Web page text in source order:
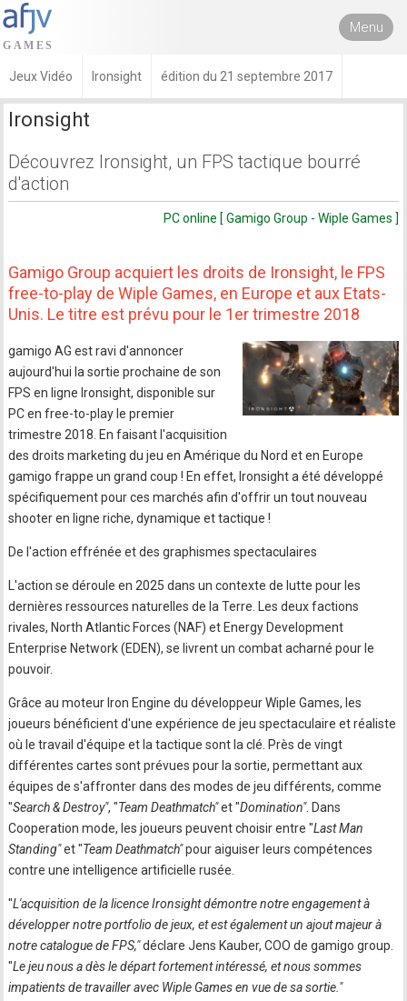
Menu
Jeux Vidéo Ironsight édition du 21 septembre 2017
Ironsight
Découvrez Ironsight, un FPS tactique bourré
d'action
PC online [ Gamigo Group - Wiple Games ]
Gamigo Group acquiert les droits de Ironsight, le FPS
free-to-play de Wiple Games, en Europe et aux Etats-
Unis. Le titre est prévu pour le 1er trimestre 2018
gamigo AG est ravi d'annoncer
aujourd'hui la sortie prochaine de son
FPS en ligne Ironsight, disponible sur
PC en free-to-play le premier
trimestre 2018. En faisant l'acquisition
des droits marketing du jeu en Amérique du Nord et en Europe
gamigo frappe un grand coup ! En effet, Ironsight a été développé
spécifiquement pour ces marchés afin d'offrir un tout nouveau
shooter en ligne riche, dynamique et tactique !
De l'action effrénée et des graphismes spectaculaires
L'action se déroule en 2025 dans un contexte de lutte pour les
dernières ressources naturelles de la Terre. Les deux factions
rivales, North Atlantic Forces (NAF) et Energy Development
Enterprise Network (EDEN), se livrent un combat acharné pour le
pouvoir.
Grâce au moteur Iron Engine du développeur Wiple Games, les
joueurs bénéficient d'une expérience de jeu spectaculaire et réaliste
où le travail d'équipe et la tactique sont la clé. Près de vingt
différentes cartes sont prévues pour la sortie, permettant aux
équipes de s'affronter dans des modes de jeu différents, comme
"Search & Destroy", "Team Deathmatch"et "Domination". Dans
Cooperation mode, les joueurs peuvent choisir entre "Last Man
Standing"et "Team Deathmatch"pour aiguiser leurs compétences
contre une intelligence artificielle rusée.
"L'acquisition de la licence Ironsight démontre notre engagement à
développer notre portfolio de jeux, et est également un ajout majeur à
notre catalogue de FPS,"déclare Jens Kauber, COO de gamigo group.
"Le jeu nous a dès le départ fortement intéressé, et nous sommes
impatients de travailler avec Wiple Games en vue de sa sortie."